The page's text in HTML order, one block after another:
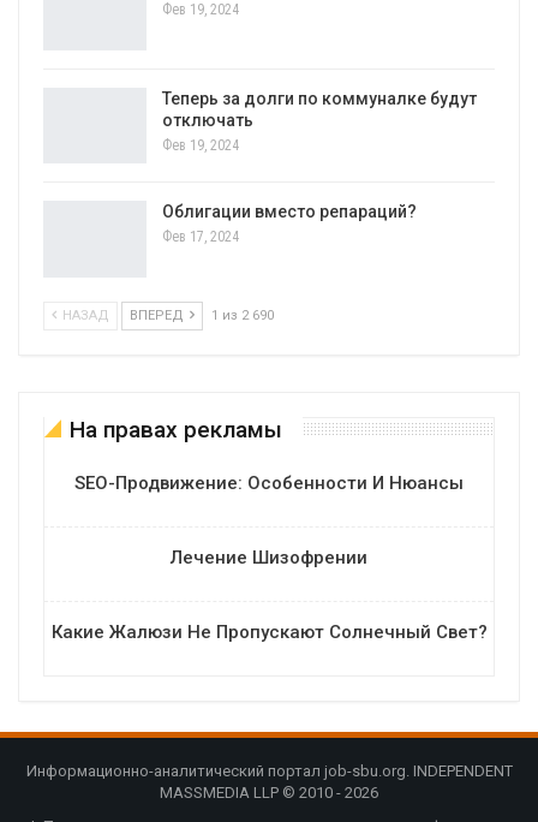
Фев 19, 2024
Теперь за долги по коммуналке будут
отключать
Фев 19, 2024
Облигации вместо репараций?
Фев 17, 2024
НАЗАД ВПЕРЕД 1 из 2 690
На правах рекламы
SEO-Продвижение: Особенности И Нюансы
Лечение Шизофрении
Какие Жалюзи Не Пропускают Солнечный Свет?
Информационно-аналитический портал job-sbu.org. INDEPENDENT
MASSMEDIA LLP © 2010 - 2026